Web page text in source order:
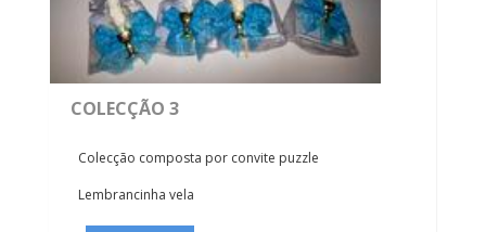
COLECÇÃO 3
Colecção composta por convite puzzle
Lembrancinha vela